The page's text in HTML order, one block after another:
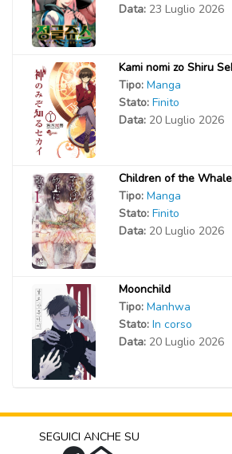
Data: 23 Luglio 2026
Kami nomi zo Shiru
Tipo: Manga
Stato: Finito
Data: 20 Luglio 2026
Children of the
Tipo: Manga
Stato: Finito
Data: 20 Luglio 2026
Moonchild
Tipo: Manhwa
Stato: In corso
Data: 20 Luglio 2026
SEGUICI ANCHE SU